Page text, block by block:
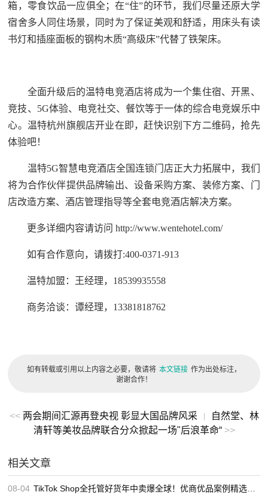
箱，零食饮品一应俱全；在“住”的环节，我们尽量还原大学
宿舍多人同住场景，同时为了保证美观和舒适，用床头有读
书灯和插座面板的钢构木质“高级床”代替了铁架床。
全面升级后的温特电竞酒店将成为一个集住宿、开黑、
竞技、5G体验、电竞社交、餐饮等于一体的综合电竞娱乐中
心。温特杭州旗舰店开业在即，赶快识别下方二维码，抢先
体验吧！
温特5G智慧电竞酒店全国连锁门店正大力拓展中，我们
将为合作伙伴提供品牌输出、设备采购方案、装修方案、门
店改造方案、酒店管理指导等全套电竞酒店解决方案。
更多详细内容请访问 http://www.wentehotel.com/
如有合作意向，请拨打:400-0371-913
温特加盟：王经理，18539935558
商务洽谈：谭经理，13381818762
如有转载或引用以上内容之必要，敬请将 本文链接 作为出处标注，
谢谢合作！
<< 两会期间汇源再登央视 彰显大国品牌风采 |
自然堂、林
清轩等美妆品牌联合分众掀起一场"后浪革命“>>
相关文章
08-04 TikTok Shop全托管好货年中卖爆全球！优商优品案例精选特辑发布